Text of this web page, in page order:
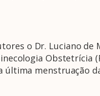
o Dr. Luciano de
Obstetrícia
última menstruação